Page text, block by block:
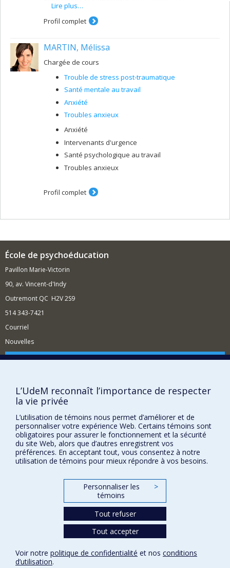
impliqué dans différentes recherches évaluant des
interventions novatrices de prévention des événements
traumatiques, comme l’intervention à l’aide de chiens de
Lire plus…
Profil complet
MARTIN, Mélissa
Chargée de cours
Trouble de stress post-traumatique
Santé mentale au travail
Anxiété
Troubles anxieux
Anxiété
Intervenants d'urgence
Santé psychologique au travail
Troubles anxieux
Profil complet
École de psychoéducation
Pavillon Marie-Victorin
90, av. Vincent-d'Indy
Outremont QC H2V 2S9
514 343-7421
Courriel
Nouvelles
Comment soutenir l'École?
Plan du site
Signaler une erreur
Accessibilité
FACULTÉ DES ARTS ET DES SCIENCES
Nos départements et écoles
Université de
L’UdeM reconnaît l’importance de respecter
la vie privée
L’utilisation de témoins nous permet d’améliorer et de
personnaliser votre expérience Web. Certains témoins sont
obligatoires pour assurer le fonctionnement et la sécurité
du site Web, alors que d’autres enregistrent vos
préférences. En acceptant tout, vous consentez à notre
utilisation de témoins pour mieux répondre à vos besoins.
Personnaliser les
témoins
>
Tout refuser
Tout accepter
Voir notre politique de confidentialité et nos conditions
d’utilisation.